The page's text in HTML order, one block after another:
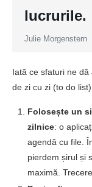
lucrurile.
Julie Morgenstern
Iată ce sfaturi ne
de zi cu zi (to do
Folosește un
zilnice: o
agendă cu file.
pierdem șirul și
maximă.